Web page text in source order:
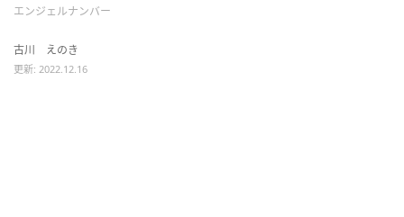
エンジェルナンバー
古川 えのき
更新: 2022.12.16